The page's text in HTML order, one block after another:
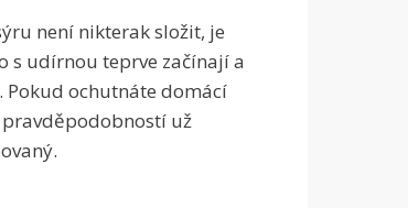
není nikterak složit, je
s udírnou teprve začínají a
Pokud ochutnáte domácí
pravděpodobností už